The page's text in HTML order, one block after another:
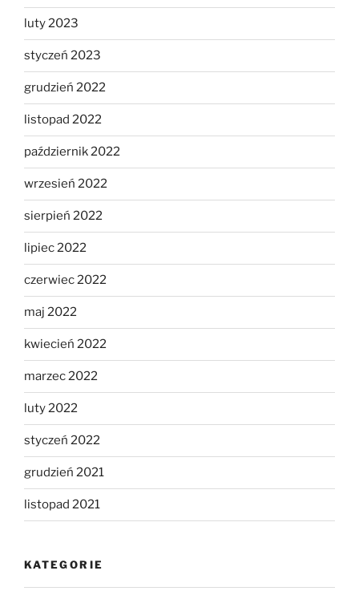
luty 2023
styczeń 2023
grudzień 2022
listopad 2022
październik 2022
wrzesień 2022
sierpień 2022
lipiec 2022
czerwiec 2022
maj 2022
kwiecień 2022
marzec 2022
luty 2022
styczeń 2022
grudzień 2021
listopad 2021
KATEGORIE